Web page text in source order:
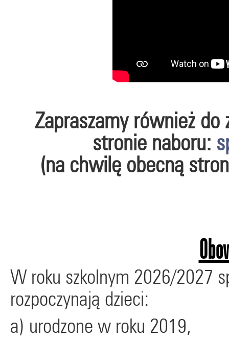
Zapraszamy również do
stronie naboru:
(na chwilę obecną
W roku szkolnym 2026/2027
rozpoczynają dzieci:
a) urodzone w roku 2019,